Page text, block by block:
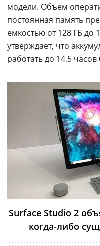
модели. Объем
постоянная память
емкостью от 128 ГБ до
утверждает, что
работать до 14,5
Surface Studio 2
когда-либо